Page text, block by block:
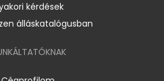
kérdések
álláskatalógusban